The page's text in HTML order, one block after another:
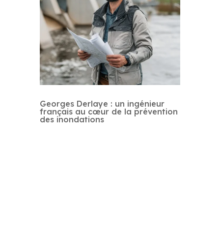
Georges Derlaye : un ingénieur
français au cœur de la prévention
des inondations